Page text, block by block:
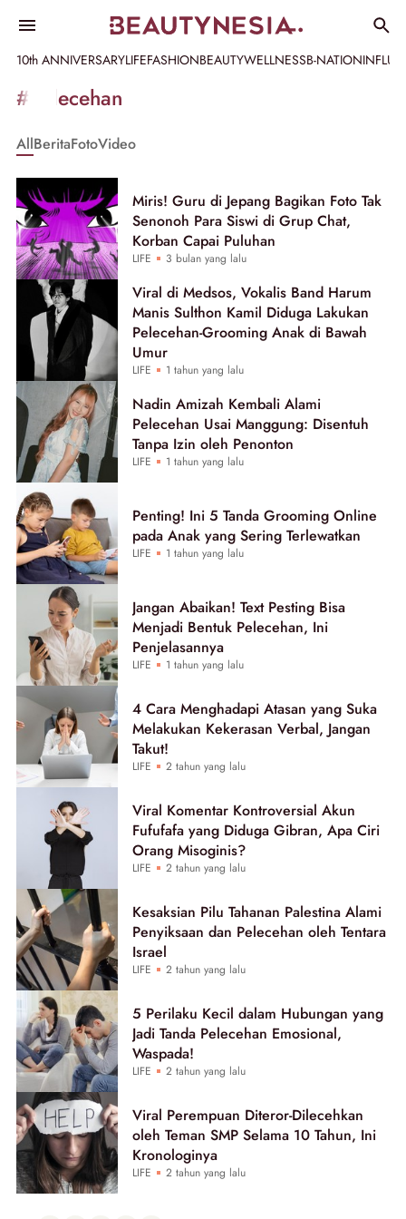
10th ANNIVERSARYLIFEFASHIONBEAUTYWELLNESSB-NATION
Informasi
[GET_DATA_TITLE]
Beautynesia
#pelecehan
AllBeritaFotoVideo
Miris! Guru di Jepang Bagikan Foto Tak
Senonoh Para Siswi di Grup Chat,
Korban Capai Puluhan
LIFE 3 bulan yang lalu
Viral di Medsos, Vokalis Band Harum
Manis Sulthon Kamil Diduga Lakukan
Pelecehan-Grooming Anak di Bawah
Umur
LIFE 1 tahun yang lalu
Nadin Amizah Kembali Alami
Pelecehan Usai Manggung: Disentuh
Tanpa Izin oleh Penonton
LIFE 1 tahun yang lalu
Penting! Ini 5 Tanda Grooming Online
pada Anak yang Sering Terlewatkan
LIFE 1 tahun yang lalu
Jangan Abaikan! Text Pesting Bisa
Menjadi Bentuk Pelecehan, Ini
Penjelasannya
LIFE 1 tahun yang lalu
4 Cara Menghadapi Atasan yang Suka
Melakukan Kekerasan Verbal, Jangan
Takut!
LIFE 2 tahun yang lalu
Viral Komentar Kontroversial Akun
Fufufafa yang Diduga Gibran, Apa Ciri
Orang Misoginis?
LIFE 2 tahun yang lalu
Kesaksian Pilu Tahanan Palestina Alami
Penyiksaan dan Pelecehan oleh Tentara
Israel
LIFE 2 tahun yang lalu
5 Perilaku Kecil dalam Hubungan yang
Jadi Tanda Pelecehan Emosional,
Waspada!
LIFE 2 tahun yang lalu
Viral Perempuan Diteror-Dilecehkan
oleh Teman SMP Selama 10 Tahun, Ini
Kronologinya
LIFE 2 tahun yang lalu